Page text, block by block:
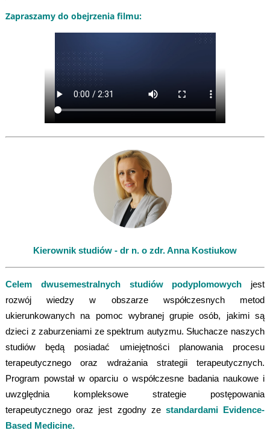
Zapraszamy do obejrzenia filmu:
Kierownik studiów - dr n. o zdr. Anna Kostiukow
Celem dwusemestralnych studiów podyplomowych jest
rozwój wiedzy w obszarze współczesnych metod
ukierunkowanych na pomoc wybranej grupie osób, jakimi są
dzieci z zaburzeniami ze spektrum autyzmu. Słuchacze naszych
studiów będą posiadać umiejętności planowania procesu
terapeutycznego oraz wdrażania strategii terapeutycznych.
Program powstał w oparciu o współczesne badania naukowe i
uwzględnia kompleksowe strategie postępowania
terapeutycznego oraz jest zgodny ze standardami
Evidence-
Based Medicine.